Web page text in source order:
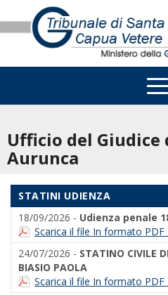
Ufficio del Giudice
Aurunca
STATINI UDIENZA
18/09/2026 - Udienza penale
Scarica il file In formato PDF
24/07/2026 - STATINO CIVILE
BIASIO PAOLA
Scarica il file In formato PDF